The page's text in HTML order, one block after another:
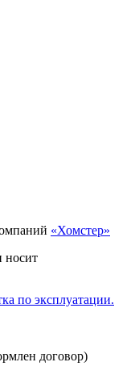
«Хомстер»
носит
по эксплуатации.
договор)